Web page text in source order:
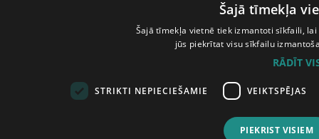
Šajā tīmekļa
Šajā tīmekļa vietnē tiek izmantoti sīkfaili,
jūs piekrītat visu sīkfailu
RĀDĪT
STRIKTI NEPIECIEŠAMIE VEIKTSPĒJAS
PIEKRIST VISIEM